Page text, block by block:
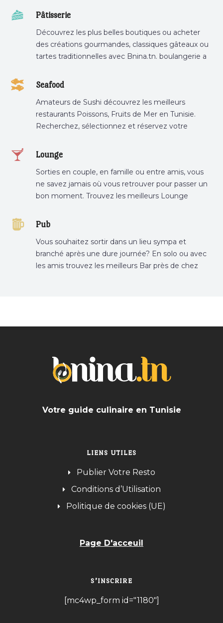
Pâtisserie
Découvrez les plus belles boutiques ou acheter
des créations gourmandes, classiques gâteaux ou
tartes traditionnelles avec Bnina.tn. boulangerie a
tunis, pâtisserie sousse .
Seafood
Amateurs de Sushi découvrez les meilleurs
restaurants Poissons, Fruits de Mer en Tunisie.
Recherchez, sélectionnez et réservez votre
Lounge
Sorties en couple, en famille ou entre amis, vous
ne savez jamais où vous retrouver pour passer un
bon moment. Trouvez les meilleurs Lounge
Pub
Vous souhaitez sortir dans un lieu sympa et
branché après une dure journée? En solo ou avec
les amis trouvez les meilleurs Bar près de chez
Votre guide culinaire en Tunisie
LIENS UTILES
Publier Votre Resto
Conditions d’Utilisation
Politique de cookies (UE)
Page D'acceuil
S’INSCRIRE
[mc4wp_form id="1180"]